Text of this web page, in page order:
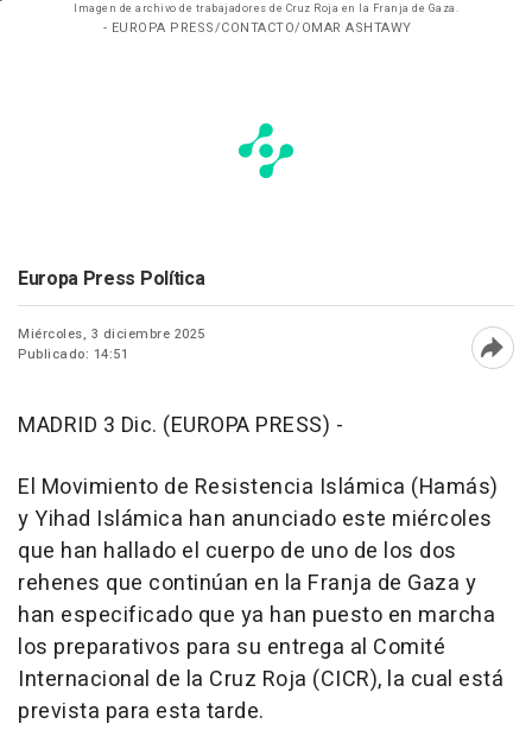
Imagen de archivo de trabajadores de Cruz Roja en la Franja de Gaza.
- EUROPA PRESS/CONTACTO/OMAR ASHTAWY
Europa Press Política
Miércoles, 3 diciembre 2025
Publicado: 14:51
MADRID 3 Dic. (EUROPA PRESS) -
El Movimiento de Resistencia Islámica (Hamás)
y Yihad Islámica han anunciado este miércoles
que han hallado el cuerpo de uno de los dos
rehenes que continúan en la Franja de Gaza y
han especificado que ya han puesto en marcha
los preparativos para su entrega al Comité
Internacional de la Cruz Roja (CICR), la cual está
prevista para esta tarde.